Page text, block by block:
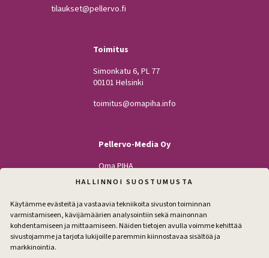
HALLINNOI SUOSTUMUSTA
Käytämme evästeitä ja vastaavia tekniikoita sivuston toiminnan
varmistamiseen, kävijämäärien analysointiin sekä mainonnan
kohdentamiseen ja mittaamiseen. Näiden tietojen avulla voimme kehittää
sivustojamme ja tarjota lukijoille paremmin kiinnostavaa sisältöä ja
markkinointia.
tilaukset@pellervo.fi
Toimitus
Simonkatu 6, PL 77
00101 Helsinki
toimitus@omapiha.info
Pellervo-Media Oy
Oma PIHA
Kodin Pellervo
Maatilan Pellervo